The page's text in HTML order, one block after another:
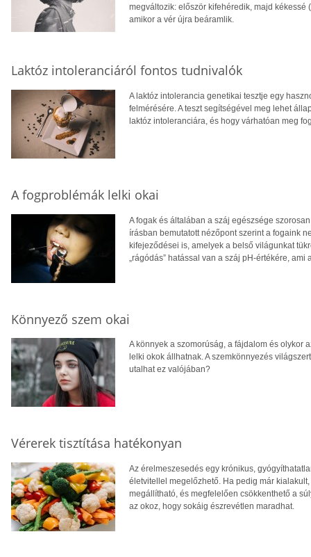
megváltozik: először kifehéredik, majd
amikor a vér újra beáramlik.
Laktóz intoleranciáról fontos tudnivalók
A laktóz intolerancia genetikai tesztje egy
felmérésére. A teszt segítségével meg lehet
laktóz intoleranciára, és hogy várhatóan meg
A fogproblémák lelki okai
A fogak és általában a száj egészsége
írásban bemutatott nézőpont szerint a fogaink
kifejeződései is, amelyek a belső világunkat
„rágódás” hatással van a száj pH-értékére,
Könnyező szem okai
A könnyek a szomorúság, a fájdalom és olykor
lelki okok állhatnak. A szemkönnyezés
utalhat ez valójában?
Vérerek tisztítása hatékonyan
Az érelmeszesedés egy krónikus,
életvitellel megelőzhető. Ha pedig már
megállítható, és megfelelően csökkenthető a
az okoz, hogy sokáig észrevétlen maradhat.